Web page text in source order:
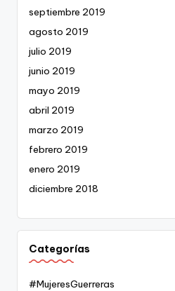
septiembre 2019
agosto 2019
julio 2019
junio 2019
mayo 2019
abril 2019
marzo 2019
febrero 2019
enero 2019
diciembre 2018
Categorías
#MujeresGuerreras